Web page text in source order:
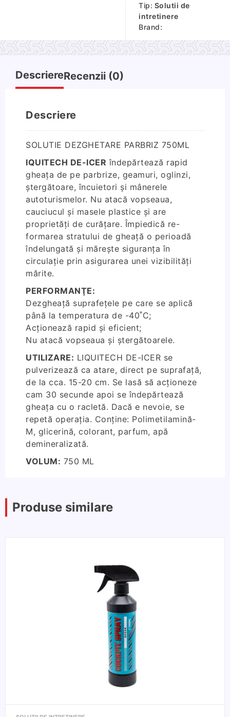
DEZGHETARE
PARBRIZ
Tip: Solutii de
intretinere
Brand:
DescriereRecenzii (0)
Descriere
SOLUTIE DEZGHETARE PARBRIZ 750ML
IQUITECH DE-ICER îndepărtează rapid
gheața de pe parbrize, geamuri, oglinzi,
ştergătoare, încuietori și mânerele
autoturismelor. Nu atacă vopseaua,
cauciucul și masele plastice și are
proprietăți de curățare. Împiedică re-
formarea stratului de gheață o perioadă
îndelungată și mărește siguranța în
circulație prin asigurarea unei vizibilități
mărite.
PERFORMANŢE:
Dezgheață suprafețele pe care se aplică
până la temperatura de -40˚C;
Acţionează rapid și eficient;
Nu atacă vopseaua şi ştergătoarele.
UTILIZARE: LIQUITECH DE-ICER se
pulverizează ca atare, direct pe suprafață,
de la cca. 15-20 cm. Se lasă să acționeze
cam 30 secunde apoi se îndepărtează
gheața cu o racletă. Dacă e nevoie, se
repetă operația. Conține: Polimetilamină-
M, glicerină, colorant, parfum, apă
demineralizată.
VOLUM: 750 ML
Produse similare